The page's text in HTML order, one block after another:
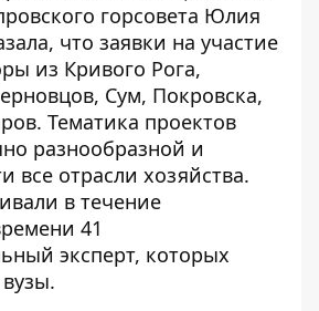
горсовета Юлия
что заявки на участие
из Кривого Рога,
Сум, Покровска,
Тематика проектов
разнообразной и
все отрасли хозяйства.
в течение
41
эксперт, которых